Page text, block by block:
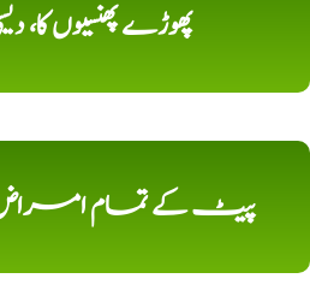
پھوڑے پھنسیوں کا،
پیٹ کے تمام امراض